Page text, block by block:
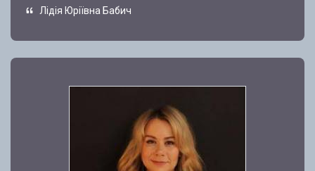
Лідія Юріївна Бабич